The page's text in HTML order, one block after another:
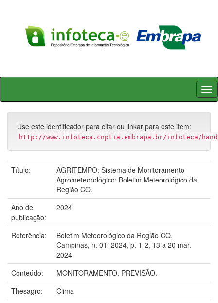
Skip
Use este identificador para citar ou linkar para este item:
http://www.infoteca.cnptia.embrapa.br/infoteca/
Título:
AGRITEMPO: Sistema de Monitoramento
Agrometeorológico: Boletim Meteorológico da
Região CO.
Ano de
publicação:
2024
Referência:
Boletim Meteorológico da Região CO,
Campinas, n. 0112024, p. 1-2, 13 a 20 mar.
2024.
Conteúdo:
MONITORAMENTO. PREVISÃO.
Thesagro:
Clima